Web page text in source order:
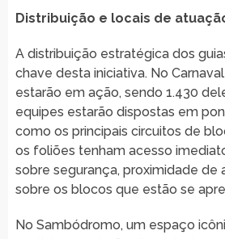
Distribuição e locais de
A distribuição estratégica dos
chave desta iniciativa. No
estarão em ação, sendo 1.430
equipes estarão dispostas em
como os principais circuitos de
os foliões tenham acesso
sobre segurança, proximidade de
sobre os blocos que estão se
No Sambódromo, um espaço